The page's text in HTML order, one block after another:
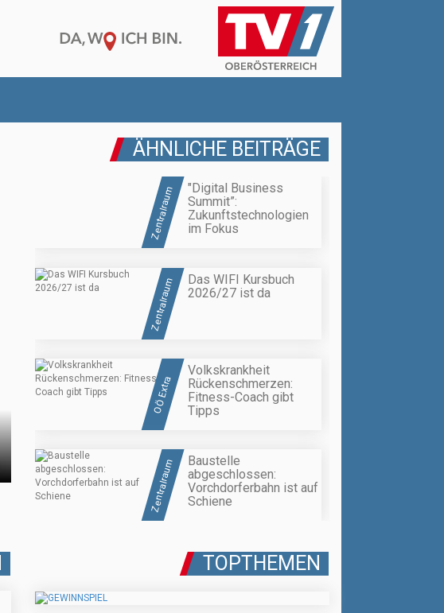
ÄHNLICHE BEITRÄGE
Zentralraum
"Digital Business
Summit”:
Zukunftstechnologien
im Fokus
Zentralraum
Das WIFI Kursbuch
2026/27 ist da
OÖ Extra
Volkskrankheit
Rückenschmerzen:
Fitness-Coach gibt
Tipps
Zentralraum
Baustelle
abgeschlossen:
Vorchdorferbahn ist auf
Schiene
TOPTHEMEN